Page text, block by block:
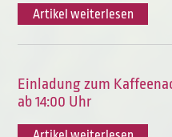
Artikel weiterlesen
Einladung zum
ab 14:00 Uhr